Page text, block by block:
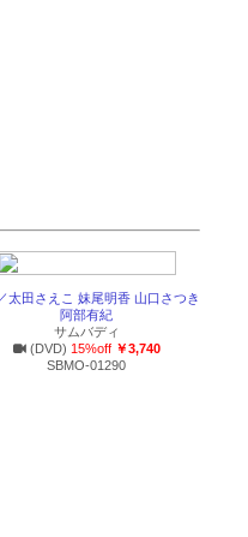
太田さえこ 妹尾明香 山口さつき
阿部有紀
サムバディ
(DVD) 15%off ￥3,740
SBMO-01290